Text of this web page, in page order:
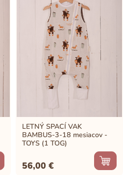
LETNÝ SPACÍ VAK
BAMBUS-3-18 mesiacov -
TOYS (1 TOG)
56,00€